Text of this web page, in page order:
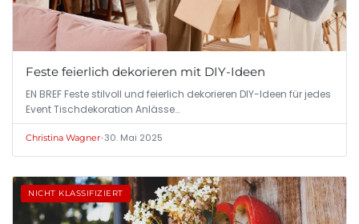
Feste feierlich dekorieren mit DIY-Ideen
EN BREF Feste stilvoll und feierlich dekorieren DIY-Ideen für jedes
Event Tischdekoration Anlässe…
Christina Wagner•30. Mai 2025
NICHT KLASSIFIZIERT